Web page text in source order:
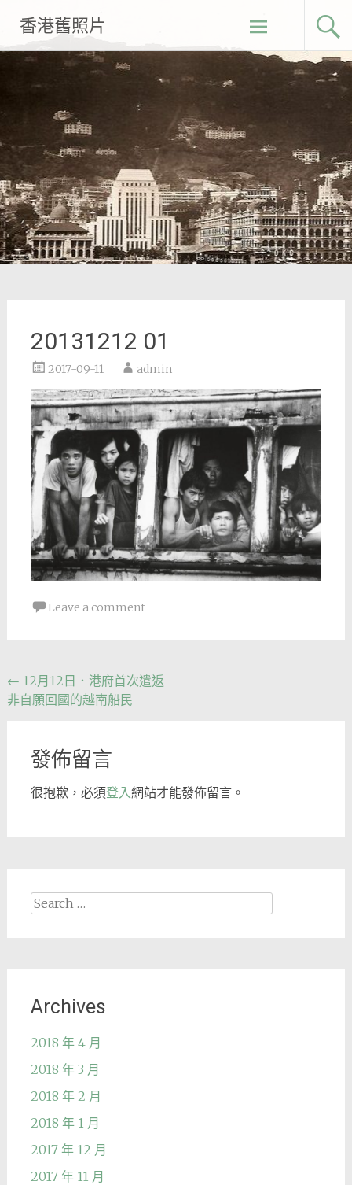
content
香港舊照片
20131212 01
2017-09-11 admin
Leave a comment
Post
navigation
← 12月12日．港府首次遣返
非自願回國的越南船民
發佈留言
很抱歉，必須登入網站才能發佈留言。
Search
for:
Archives
2018 年 4 月
2018 年 3 月
2018 年 2 月
2018 年 1 月
2017 年 12 月
2017 年 11 月